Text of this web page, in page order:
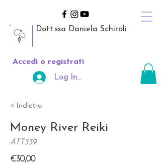
Dott.ssa Daniela Schiroli
Accedi o registrati
Log In Area Riservata
< Indietro
Money River Reiki
ATT339
€30,00